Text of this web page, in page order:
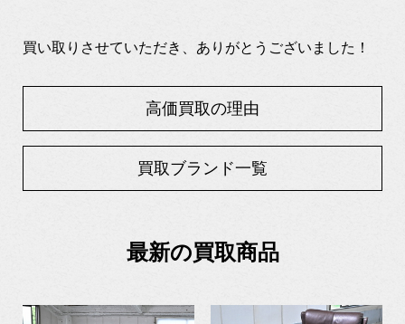
買い取りさせていただき、ありがとうございました！
高価買取の理由
買取ブランド一覧
最新の買取商品